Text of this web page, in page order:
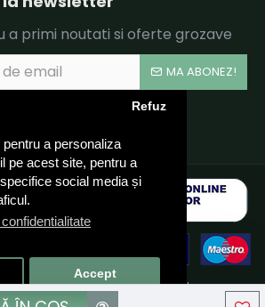
a personaliza
pe acest site, pentru a
social media și
Refuz
Accept
a primi noutati si oferte grozave
MA ABONEZ!
SRL, CIF: RO40324910 - Toate
DevPro.ro